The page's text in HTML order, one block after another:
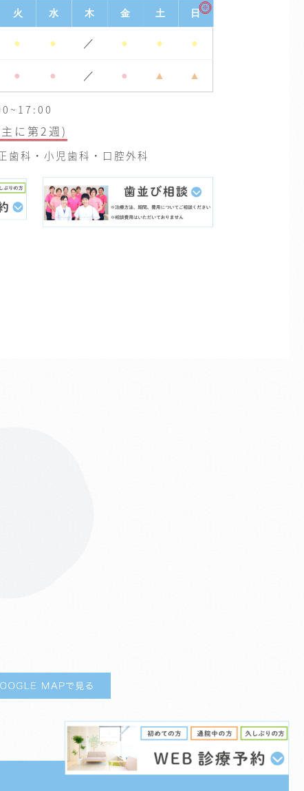
火 水 木 金 土 日
※
● ● ／ ● ● ●
● ● ／ ● ▲ ▲
に第2週)
歯科・小児歯科・口腔外科